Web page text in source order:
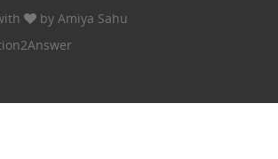
by Amiya Sahu